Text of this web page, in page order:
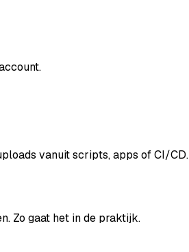
vanuit scripts, apps of CI/CD.
Zo gaat het in de praktijk.